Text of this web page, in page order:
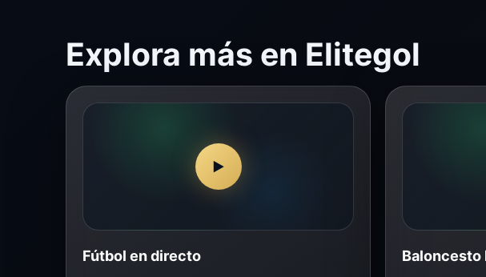
Explora más en Elitegol
▶
Fútbol en directo Baloncesto